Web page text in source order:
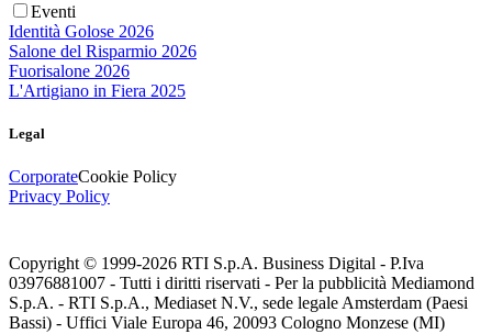
Eventi
Identità Golose 2026
Salone del Risparmio 2026
Fuorisalone 2026
L'Artigiano in Fiera 2025
Legal
CorporateCookie Policy
Privacy Policy
Copyright © 1999-2026 RTI S.p.A. Business Digital - P.Iva
03976881007 - Tutti i diritti riservati - Per la pubblicità Mediamond
S.p.A. - RTI S.p.A., Mediaset N.V., sede legale Amsterdam (Paesi
Bassi) - Uffici Viale Europa 46, 20093 Cologno Monzese (MI)